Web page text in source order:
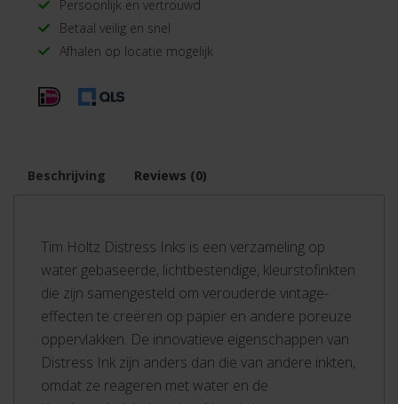
Persoonlijk en vertrouwd
Betaal veilig en snel
Afhalen op locatie mogelijk
Beschrijving Reviews (0)
Tim Holtz Distress Inks is een verzameling op
water gebaseerde, lichtbestendige, kleurstofinkten
die zijn samengesteld om verouderde vintage-
effecten te creëren op papier en andere poreuze
oppervlakken. De innovatieve eigenschappen van
Distress Ink zijn anders dan die van andere inkten,
omdat ze reageren met water en de